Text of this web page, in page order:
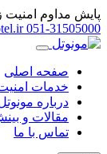
پایش مداوم
051‑31505000
صفحه اصلی
خدمات
درباره
مقالات و
تماس با ما